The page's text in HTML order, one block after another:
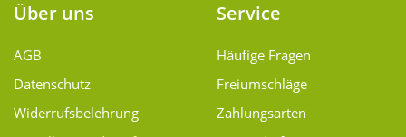
Über uns
AGB
Datenschutz
Widerrufsbelehrung
Service
Häufige Fragen
Freiumschläge
Zahlungsarten